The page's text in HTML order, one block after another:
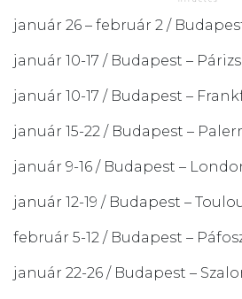
január 26 – február 2 /
január 10-17 / Budapest –
január 10-17 / Budapest –
január 15-22 / Budapest –
január 9-16 / Budapest –
január 12-19 / Budapest –
február 5-12 / Budapest –
január 22-26 / Budapest –